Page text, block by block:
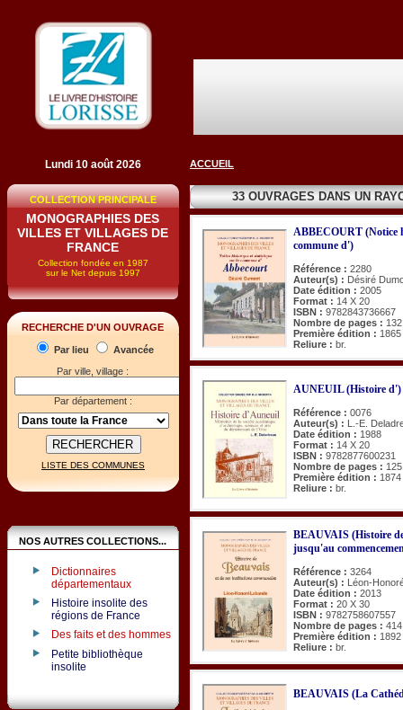
Lundi 10 août 2026
COLLECTION PRINCIPALE
MONOGRAPHIES DES
VILLES ET VILLAGES DE
FRANCE
Collection fondée en 1987
sur le Net depuis 1997
RECHERCHE D'UN OUVRAGE
Par lieu
Avancée
Par ville, village :
Par département :
LISTE DES COMMUNES
NOS AUTRES COLLECTIONS...
Dictionnaires
départementaux
Histoire insolite des
régions de France
Des faits et des hommes
Petite bibliothèque
insolite
ACCUEIL
33 OUVRAGES DANS UN
ABBECOURT (Notice
commune d')
Référence : 2280
Auteur(s) : Désiré
Date édition : 2005
Format : 14 X 20
ISBN : 9782843736667
Nombre de pages : 132
Première édition : 1865
Reliure : br.
AUNEUIL (Histoire d')
Référence : 0076
Auteur(s) : L.-E.
Date édition : 1988
Format : 14 X 20
ISBN : 9782877600231
Nombre de pages : 125
Première édition : 1874
Reliure : br.
BEAUVAIS (Histoire
jusqu'au
Référence : 3264
Auteur(s) : Léon-
Date édition : 2013
Format : 20 X 30
ISBN : 9782758607557
Nombre de pages : 414
Première édition : 1892
Reliure : br.
BEAUVAIS (La